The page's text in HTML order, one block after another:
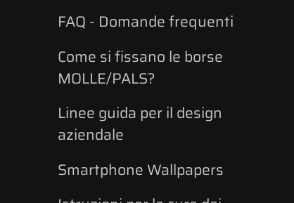
FAQ - Domande frequenti
Come si fissano le borse
MOLLE/PALS?
Linee guida per il design
aziendale
Smartphone Wallpapers